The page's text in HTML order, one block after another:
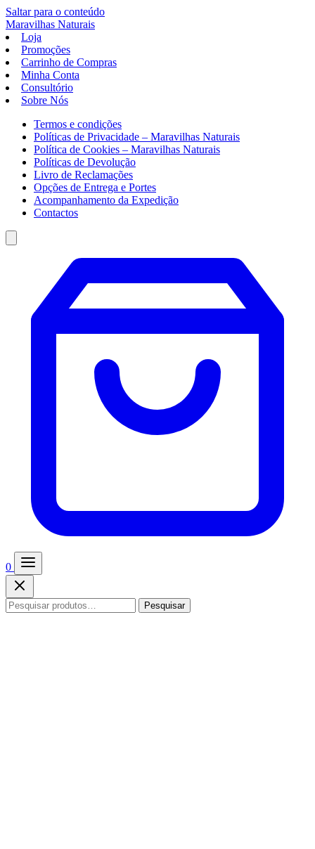
Saltar para o conteúdo
Maravilhas Naturais
Loja
Promoções
Carrinho de Compras
Minha Conta
Consultório
Sobre Nós
Termos e condições
Políticas de Privacidade – Maravilhas Naturais
Política de Cookies – Maravilhas Naturais
Políticas de Devolução
Livro de Reclamações
Opções de Entrega e Portes
Acompanhamento da Expedição
Contactos
0
Pesquisar